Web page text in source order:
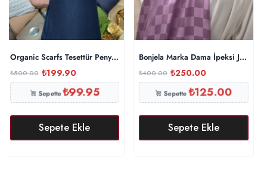
Organic Scarfs Tesettür Penye Şal Hijap Modeli – Gece Mavisi
₺500.00 ₺199.90
Sepette₺99.95
Sepete Ekle
Bonjela Marka Dama İpeksi Jakar
₺400.00 ₺250.00
Sepette₺125.00
Sepete Ekle